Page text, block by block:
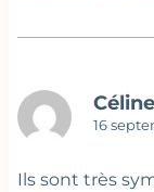
Céline
16
Ils sont très